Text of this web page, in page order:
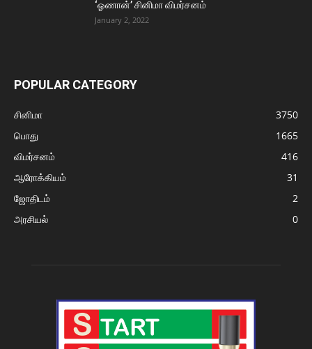
‘ஓணான்’ சினிமா விமர்சனம்
January 2, 2022
POPULAR CATEGORY
சினிமா
3750
பொது
1665
விமர்சனம்
416
ஆரோக்கியம்
31
ஜோதிடம்
2
அரசியல்
0